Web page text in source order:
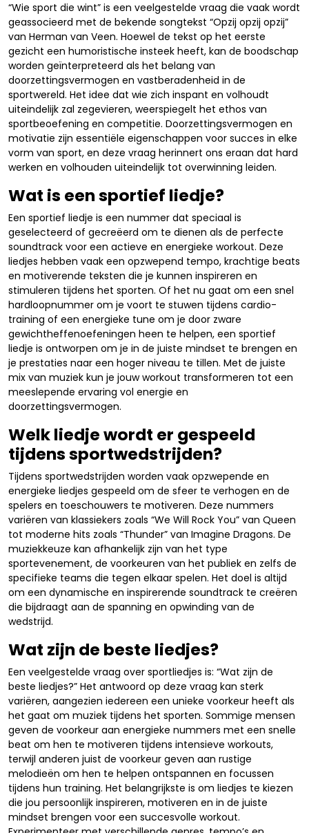
“Wie sport die wint” is een veelgestelde vraag die vaak wordt
geassocieerd met de bekende songtekst “Opzij opzij opzij”
van Herman van Veen. Hoewel de tekst op het eerste
gezicht een humoristische insteek heeft, kan de boodschap
worden geïnterpreteerd als het belang van
doorzettingsvermogen en vastberadenheid in de
sportwereld. Het idee dat wie zich inspant en volhoudt
uiteindelijk zal zegevieren, weerspiegelt het ethos van
sportbeoefening en competitie. Doorzettingsvermogen en
motivatie zijn essentiële eigenschappen voor succes in elke
vorm van sport, en deze vraag herinnert ons eraan dat hard
werken en volhouden uiteindelijk tot overwinning leiden.
Wat is een sportief liedje?
Een sportief liedje is een nummer dat speciaal is
geselecteerd of gecreëerd om te dienen als de perfecte
soundtrack voor een actieve en energieke workout. Deze
liedjes hebben vaak een opzwepend tempo, krachtige beats
en motiverende teksten die je kunnen inspireren en
stimuleren tijdens het sporten. Of het nu gaat om een snel
hardloopnummer om je voort te stuwen tijdens cardio-
training of een energieke tune om je door zware
gewichtheffenoefeningen heen te helpen, een sportief
liedje is ontworpen om je in de juiste mindset te brengen en
je prestaties naar een hoger niveau te tillen. Met de juiste
mix van muziek kun je jouw workout transformeren tot een
meeslepende ervaring vol energie en
doorzettingsvermogen.
Welk liedje wordt er gespeeld
tijdens sportwedstrijden?
Tijdens sportwedstrijden worden vaak opzwepende en
energieke liedjes gespeeld om de sfeer te verhogen en de
spelers en toeschouwers te motiveren. Deze nummers
variëren van klassiekers zoals “We Will Rock You” van Queen
tot moderne hits zoals “Thunder” van Imagine Dragons. De
muziekkeuze kan afhankelijk zijn van het type
sportevenement, de voorkeuren van het publiek en zelfs de
specifieke teams die tegen elkaar spelen. Het doel is altijd
om een dynamische en inspirerende soundtrack te creëren
die bijdraagt aan de spanning en opwinding van de
wedstrijd.
Wat zijn de beste liedjes?
Een veelgestelde vraag over sportliedjes is: “Wat zijn de
beste liedjes?” Het antwoord op deze vraag kan sterk
variëren, aangezien iedereen een unieke voorkeur heeft als
het gaat om muziek tijdens het sporten. Sommige mensen
geven de voorkeur aan energieke nummers met een snelle
beat om hen te motiveren tijdens intensieve workouts,
terwijl anderen juist de voorkeur geven aan rustige
melodieën om hen te helpen ontspannen en focussen
tijdens hun training. Het belangrijkste is om liedjes te kiezen
die jou persoonlijk inspireren, motiveren en in de juiste
mindset brengen voor een succesvolle workout.